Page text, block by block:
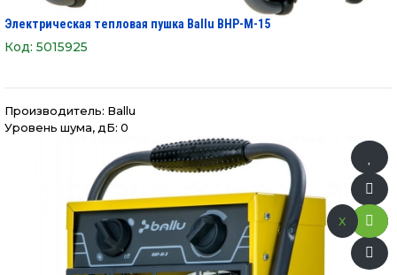
Электрическая тепловая пушка Ballu BHP-M-15
Код: 5015925
Производитель: Ballu
Уровень шума, дБ: 0
x